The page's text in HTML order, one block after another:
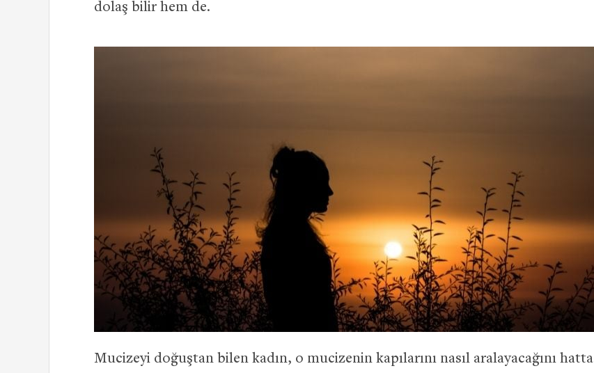
dolaş bilir hem de.
Mucizeyi doğuştan bilen kadın, o mucizenin kapılarını nasıl aralayacağını hatta